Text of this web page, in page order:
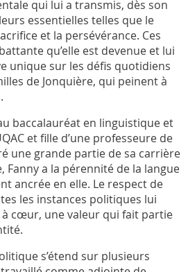
qui lui a transmis, dès son
essentielles telles que le
et la persévérance. Ces
qu’elle est devenue et lui
unique sur les défis quotidiens
de Jonquière, qui peinent à
baccalauréat en linguistique et
et fille d’une professeure de
une grande partie de sa carrière
Fanny a la pérennité de la langue
ancrée en elle. Le respect de
les instances politiques lui
cœur, une valeur qui fait partie
s’étend sur plusieurs